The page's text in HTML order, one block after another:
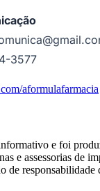
3577
aformulafarmacia
e foi
e assessorias de
de responsabilidade